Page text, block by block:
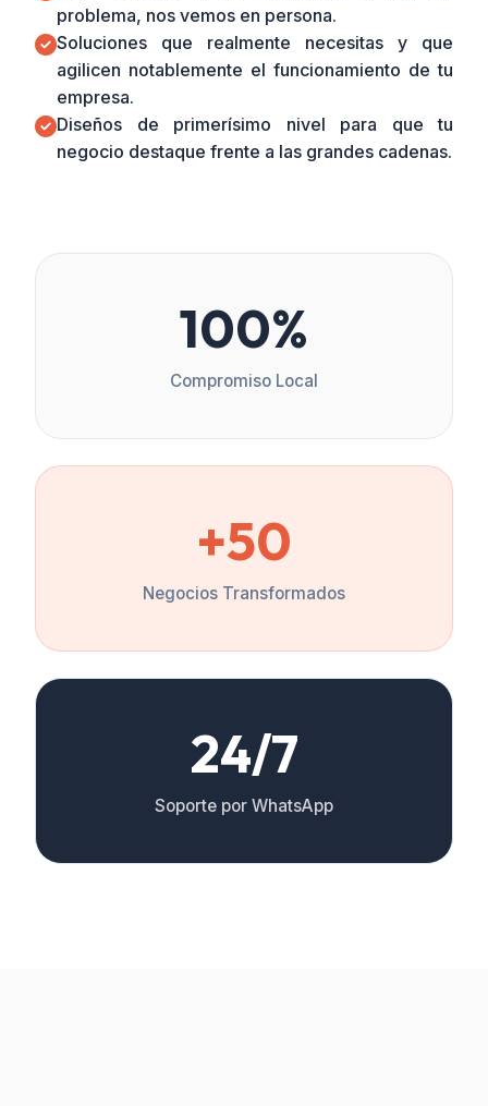
problema, nos vemos en persona.
Soluciones que realmente necesitas y que
agilicen notablemente el funcionamiento de tu
empresa.
Diseños de primerísimo nivel para que tu
negocio destaque frente a las grandes cadenas.
100%
Compromiso Local
+50
Negocios Transformados
24/7
Soporte por WhatsApp